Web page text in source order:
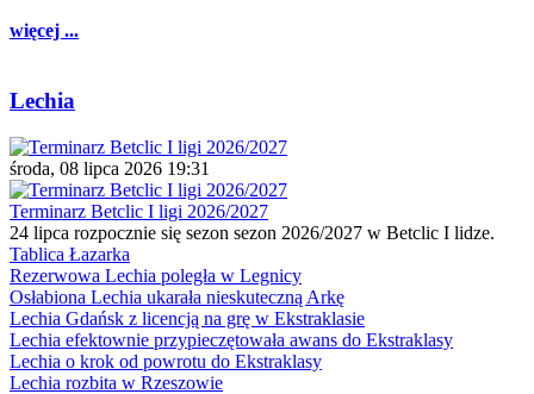
więcej ...
Lechia
środa, 08 lipca 2026 19:31
Terminarz Betclic I ligi 2026/2027
24 lipca rozpocznie się sezon sezon 2026/2027 w Betclic I lidze.
Tablica Łazarka
Rezerwowa Lechia poległa w Legnicy
Osłabiona Lechia ukarała nieskuteczną Arkę
Lechia Gdańsk z licencją na grę w Ekstraklasie
Lechia efektownie przypieczętowała awans do Ekstraklasy
Lechia o krok od powrotu do Ekstraklasy
Lechia rozbita w Rzeszowie